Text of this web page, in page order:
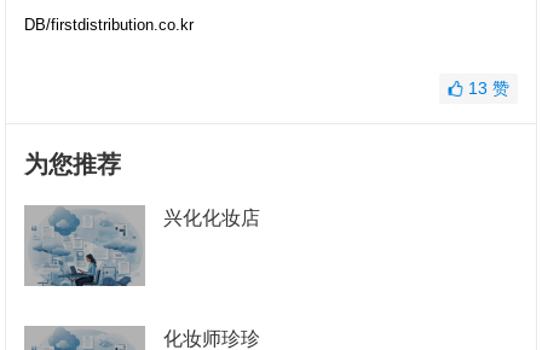
DB/firstdistribution.co.kr
13 赞
为您推荐
兴化化妆店
化妆师珍珍